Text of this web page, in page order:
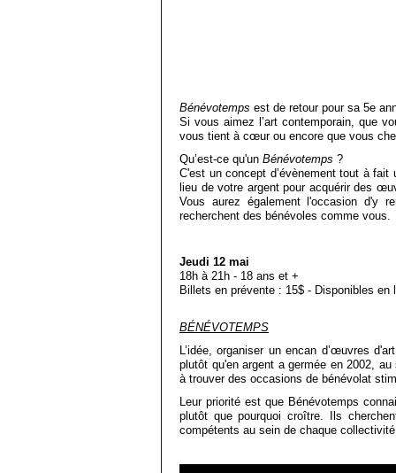
Bénévotemps est de retour pour sa 5e
Si vous aimez l’art contemporain, que
vous tient à cœur ou encore que vous
Qu’est-ce qu'un Bénévotemps ?
C'est un concept d’évènement tout à
lieu de votre argent pour acquérir des
Vous aurez également l'occasion d'y
recherchent des bénévoles comme vous.
Jeudi 12 mai
18h à 21h - 18 ans et +
Billets en prévente : 15$ - Disponibles en
BÉNÉVOTEMPS
L’idée, organiser un encan d’œuvres
plutôt qu'en argent a germée en 2002,
à trouver des occasions de bénévolat
Leur priorité est que Bénévotemps
plutôt que pourquoi croître. Ils
compétents au sein de chaque